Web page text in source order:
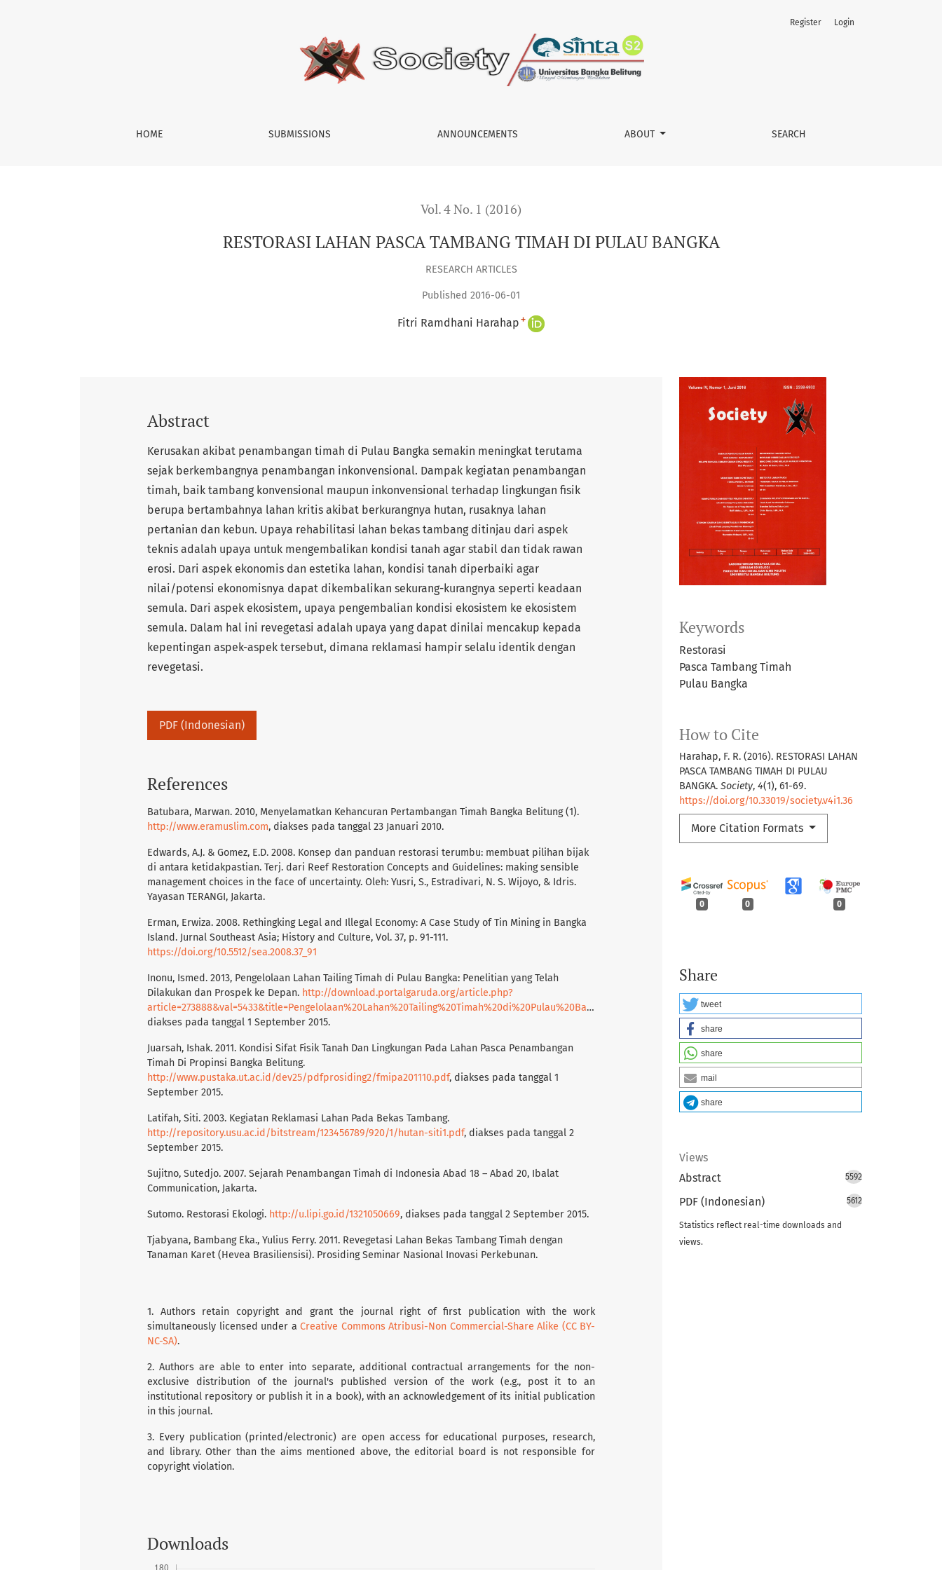
HOME SUBMISSIONS ANNOUNCEMENTS ABOUT SEARCH
Register Login
Vol. 4 No. 1 (2016)
RESTORASI LAHAN PASCA TAMBANG TIMAH DI PULAU BANGKA
RESEARCH ARTICLES
Published 2016-06-01
Fitri Ramdhani Harahap +
Keywords
Restorasi
Pasca Tambang Timah
Pulau Bangka
How to Cite
Harahap, F. R. (2016). RESTORASI LAHAN
PASCA TAMBANG TIMAH DI PULAU
BANGKA. Society, 4(1), 61-69.
https://doi.org/10.33019/society.v4i1.36
More Citation Formats
0 0 0
Share
tweet
share
share
mail
share
Views
Abstract
5592
PDF (Indonesian) 5612
Statistics reflect real-time downloads and
views.
Abstract
Kerusakan akibat penambangan timah di Pulau Bangka semakin meningkat terutama
sejak berkembangnya penambangan inkonvensional. Dampak kegiatan penambangan
timah, baik tambang konvensional maupun inkonvensional terhadap lingkungan fisik
berupa bertambahnya lahan kritis akibat berkurangnya hutan, rusaknya lahan
pertanian dan kebun. Upaya rehabilitasi lahan bekas tambang ditinjau dari aspek
teknis adalah upaya untuk mengembalikan kondisi tanah agar stabil dan tidak rawan
erosi. Dari aspek ekonomis dan estetika lahan, kondisi tanah diperbaiki agar
nilai/potensi ekonomisnya dapat dikembalikan sekurang-kurangnya seperti keadaan
semula. Dari aspek ekosistem, upaya pengembalian kondisi ekosistem ke ekosistem
semula. Dalam hal ini revegetasi adalah upaya yang dapat dinilai mencakup kepada
kepentingan aspek-aspek tersebut, dimana reklamasi hampir selalu identik dengan
revegetasi.
PDF (Indonesian)
References
Batubara, Marwan. 2010, Menyelamatkan Kehancuran Pertambangan Timah Bangka Belitung (1).
http://www.eramuslim.com, diakses pada tanggal 23 Januari 2010.
Edwards, A.J. & Gomez, E.D. 2008. Konsep dan panduan restorasi terumbu: membuat pilihan bijak
di antara ketidakpastian. Terj. dari Reef Restoration Concepts and Guidelines: making sensible
management choices in the face of uncertainty. Oleh: Yusri, S., Estradivari, N. S. Wijoyo, & Idris.
Yayasan TERANGI, Jakarta.
Erman, Erwiza. 2008. Rethingking Legal and Illegal Economy: A Case Study of Tin Mining in Bangka
Island. Jurnal Southeast Asia; History and Culture, Vol. 37, p. 91-111.
https://doi.org/10.5512/sea.2008.37_91
Inonu, Ismed. 2013, Pengelolaan Lahan Tailing Timah di Pulau Bangka: Penelitian yang Telah
Dilakukan dan Prospek ke Depan. http://download.portalgaruda.org/article.php?
article=273888&val=5433&title=Pengelolaan%20Lahan%20Tailing%20Timah%20di%20Pulau%20Bangka:%20Penelitian%20yang%20Telah%20Dilakukan%20dan%20Prospek%20ke%20Depan
diakses pada tanggal 1 September 2015.
Juarsah, Ishak. 2011. Kondisi Sifat Fisik Tanah Dan Lingkungan Pada Lahan Pasca Penambangan
Timah Di Propinsi Bangka Belitung.
http://www.pustaka.ut.ac.id/dev25/pdfprosiding2/fmipa201110.pdf, diakses pada tanggal 1
September 2015.
Latifah, Siti. 2003. Kegiatan Reklamasi Lahan Pada Bekas Tambang.
http://repository.usu.ac.id/bitstream/123456789/920/1/hutan-siti1.pdf, diakses pada tanggal 2
September 2015.
Sujitno, Sutedjo. 2007. Sejarah Penambangan Timah di Indonesia Abad 18 – Abad 20, Ibalat
Communication, Jakarta.
Sutomo. Restorasi Ekologi. http://u.lipi.go.id/1321050669, diakses pada tanggal 2 September 2015.
Tjabyana, Bambang Eka., Yulius Ferry. 2011. Revegetasi Lahan Bekas Tambang Timah dengan
Tanaman Karet (Hevea Brasiliensisi). Prosiding Seminar Nasional Inovasi Perkebunan.
1. Authors retain copyright and grant the journal right of first publication with the work
simultaneously licensed under a Creative Commons Atribusi-Non Commercial-Share Alike (CC BY-
NC-SA).
2. Authors are able to enter into separate, additional contractual arrangements for the non-
exclusive distribution of the journal's published version of the work (e.g., post it to an
institutional repository or publish it in a book), with an acknowledgement of its initial publication
in this journal.
3. Every publication (printed/electronic) are open access for educational purposes, research,
and library. Other than the aims mentioned above, the editorial board is not responsible for
copyright violation.
Downloads